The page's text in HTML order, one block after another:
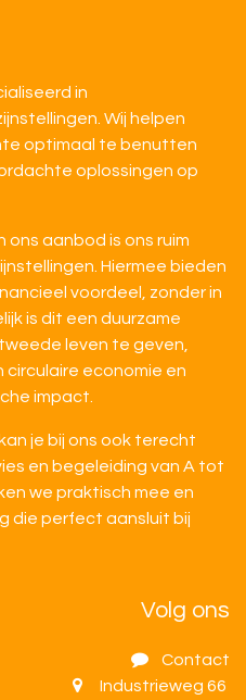
in
Wij helpen
optimaal te benutten
oplossingen op
ons aanbod is ons ruim
Hiermee bieden
voordeel, zonder in
is dit een duurzame
leven te geven,
economie en
impact.
je bij ons ook terecht
en begeleiding van A tot
we praktisch mee en
die perfect aansluit bij
Volg ons
Contact
Industrieweg 66